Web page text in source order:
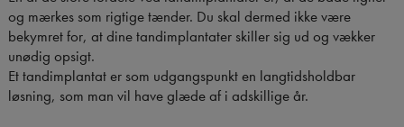
og mærkes som rigtige tænder. Du skal dermed ikke være
bekymret for, at dine tandimplantater skiller sig ud og vækker
unødig opsigt.
Et tandimplantat er som udgangspunkt en langtidsholdbar
løsning, som man vil have glæde af i adskillige år.